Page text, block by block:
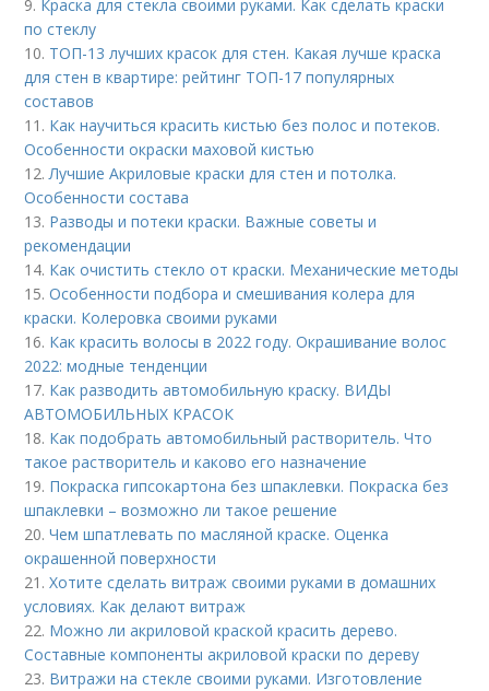
9. Краска для стекла своими руками. Как сделать краски
по стеклу
10. ТОП-13 лучших красок для стен. Какая лучше краска
для стен в квартире: рейтинг ТОП-17 популярных
составов
11. Как научиться красить кистью без полос и потеков.
Особенности окраски маховой кистью
12.Лучшие Акриловые краски для стен и потолка.
Особенности состава
13. Разводы и потеки краски. Важные советы и
рекомендации
14. Как очистить стекло от краски. Механические методы
15.Особенности подбора и смешивания колера для
краски. Колеровка своими руками
16. Как красить волосы в 2022 году. Окрашивание волос
2022: модные тенденции
17. Как разводить автомобильную краску. ВИДЫ
АВТОМОБИЛЬНЫХ КРАСОК
18. Как подобрать автомобильный растворитель. Что
такое растворитель и каково его назначение
19. Покраска гипсокартона без шпаклевки. Покраска без
шпаклевки – возможно ли такое решение
20.Чем шпатлевать по масляной краске. Оценка
окрашенной поверхности
21.Хотите сделать витраж своими руками в домашних
условиях. Как делают витраж
22. Можно ли акриловой краской красить дерево.
Составные компоненты акриловой краски по дереву
23. Витражи на стекле своими руками. Изготовление